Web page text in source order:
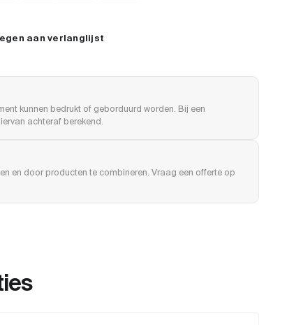
aan verlanglijst
kunnen bedrukt of geborduurd worden. Bij een
achteraf berekend.
en door producten te combineren. Vraag een offerte op